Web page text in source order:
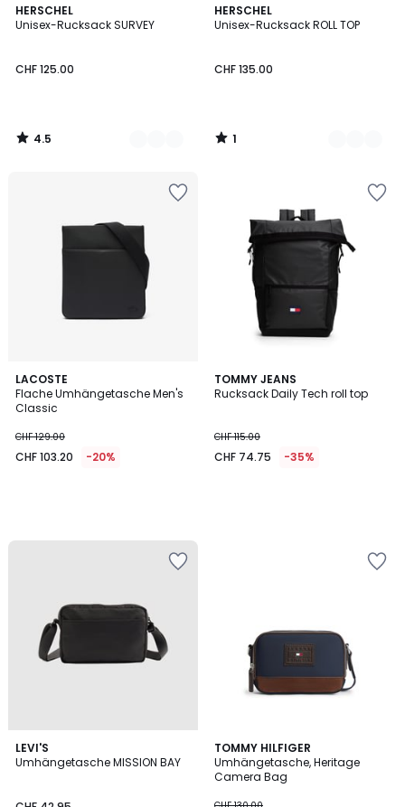
HERSCHEL
Unisex-Rucksack SURVEY
CHF 125.00
4.5
/ 5
2
Farben
4.5
/
HERSCHEL
Unisex-Rucksack ROLL TOP
CHF 135.00
1
/
2
Farben
1
/
LACOSTE
Flache Umhängetasche Men's
Classic
CHF 129.00
CHF 103.20 -20%
TOMMY JEANS
Rucksack Daily Tech roll top
CHF 115.00
CHF 74.75 -35%
LEVI'S
Umhängetasche MISSION BAY
4.5
/ 5
TOMMY HILFIGER
Umhängetasche, Heritage
Camera Bag